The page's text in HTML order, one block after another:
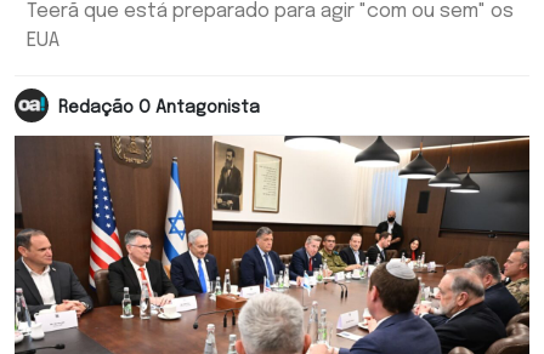
Teerã que está preparado para agir "com ou sem" os
EUA
Redação O Antagonista